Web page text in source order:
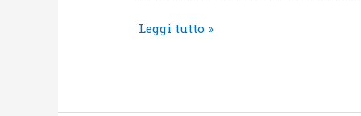
Leggi tutto »